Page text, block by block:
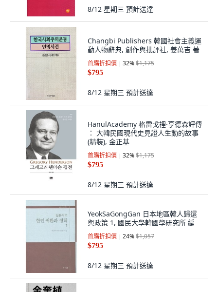
8/12 星期三 預計送達
Changbi Publishers 韓國社會主義運
動人物辭典, 創作與批評社, 姜萬吉 著
首購折扣價 32%$1,175
$795
8/12 星期三 預計送達
HanulAcademy 格雷戈裡·亨德森評傳
： 大韓民國現代史見證人生動的故事
(精裝), 金正基
首購折扣價 32%$1,175
$795
8/12 星期三 預計送達
YeokSaGongGan 日本地區韓人歸還
與政策 1, 國民大學韓國學研究所 編
首購折扣價 24%$1,057
$795
8/12 星期三 預計送達